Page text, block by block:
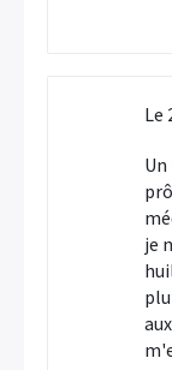
Le
je